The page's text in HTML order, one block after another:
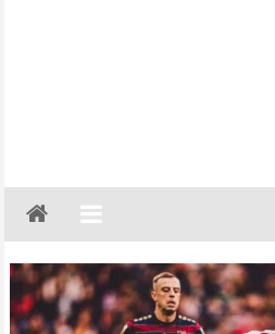
Gazeta
Regionalna
Częstochowa,
Kłobuck,
Lubliniec,